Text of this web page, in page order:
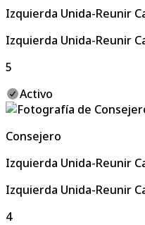
Izquierda Unida-Reunir
Izquierda Unida-Reunir
5
Activo
Consejero
Izquierda Unida-Reunir
Izquierda Unida-Reunir
4